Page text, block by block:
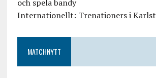
och spela bandy
Internationellt: Trenationers i
MATCHNYTT